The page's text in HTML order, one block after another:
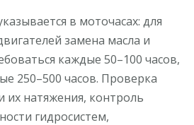
в моточасах: для
замена масла и
каждые 50–100 часов,
250–500 часов. Проверка
натяжения, контроль
гидросистем,